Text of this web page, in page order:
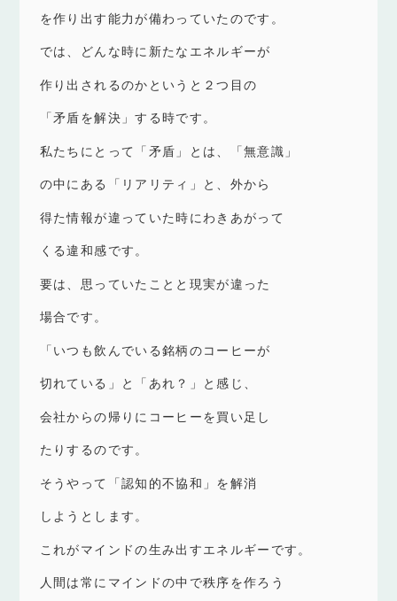
を作り出す能力が備わっていたのです。
では、どんな時に新たなエネルギーが
作り出されるのかというと２つ目の
「矛盾を解決」する時です。
私たちにとって「矛盾」とは、「無意識」
の中にある「リアリティ」と、外から
得た情報が違っていた時にわきあがって
くる違和感です。
要は、思っていたことと現実が違った
場合です。
「いつも飲んでいる銘柄のコーヒーが
切れている」と「あれ？」と感じ、
会社からの帰りにコーヒーを買い足し
たりするのです。
そうやって「認知的不協和」を解消
しようとします。
これがマインドの生み出すエネルギーです。
人間は常にマインドの中で秩序を作ろう